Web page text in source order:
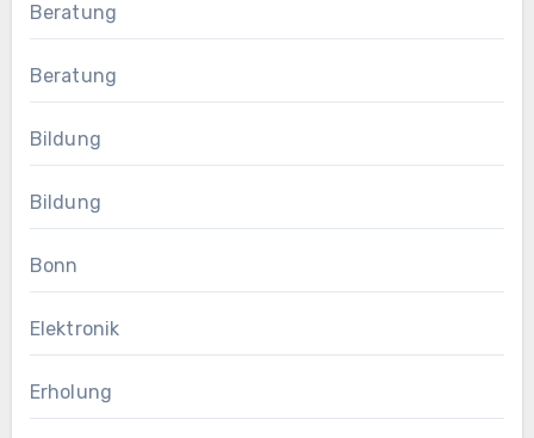
Beratung
Beratung
Bildung
Bildung
Bonn
Elektronik
Erholung